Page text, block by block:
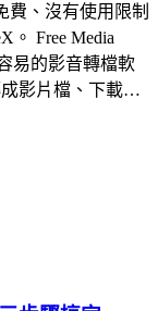
費、沒有使用限制
。 Free Media
易的影音轉檔軟
影片檔、下載…